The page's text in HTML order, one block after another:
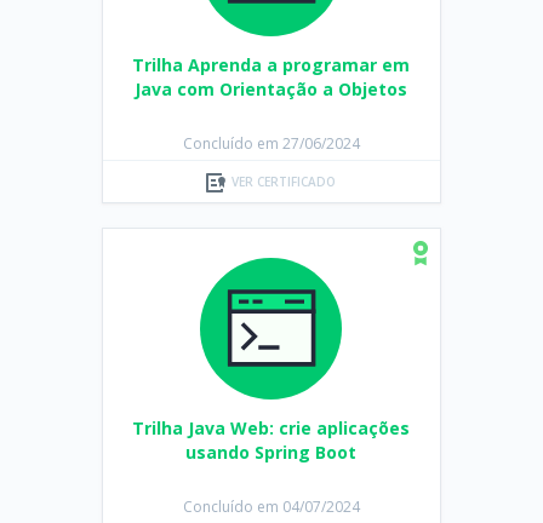
Trilha Aprenda a programar em
Java com Orientação a Objetos
Concluído em 27/06/2024
VER CERTIFICADO
Trilha Java Web: crie aplicações
usando Spring Boot
Concluído em 04/07/2024